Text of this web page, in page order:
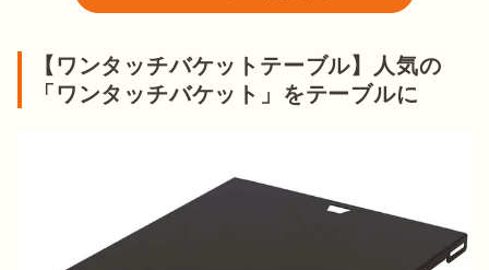
【ワンタッチバケットテーブル】人気の
「ワンタッチバケット」をテーブルに